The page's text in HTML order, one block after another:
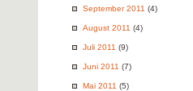
September 2011 (4)
August 2011 (4)
Juli 2011 (9)
Juni 2011 (7)
Mai 2011 (5)